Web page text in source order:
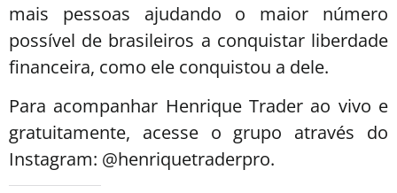
mais pessoas ajudando o maior número
possível de brasileiros a conquistar liberdade
financeira, como ele conquistou a dele.
Para acompanhar Henrique Trader ao vivo e
gratuitamente, acesse o grupo através do
Instagram: @henriquetraderpro.